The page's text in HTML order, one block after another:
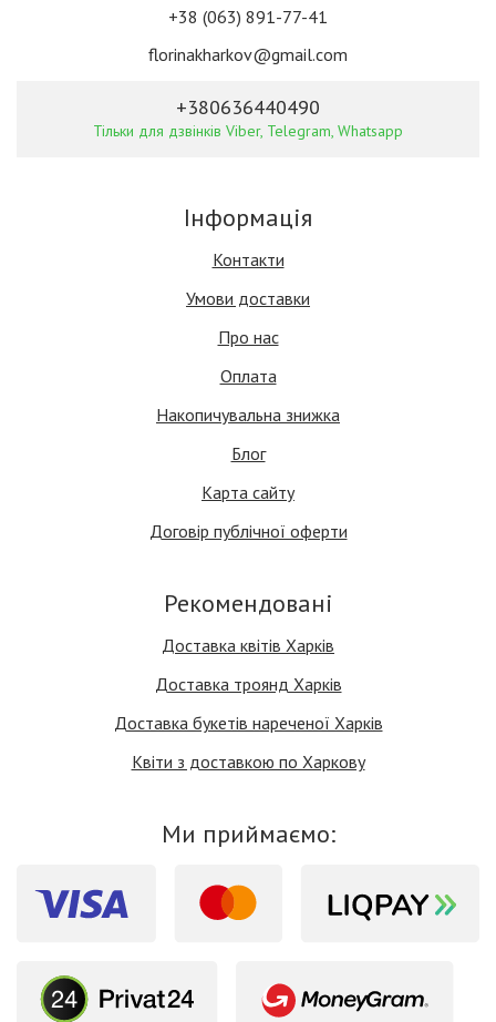
+38 (063) 891-77-41
florinakharkov@gmail.com
+380636440490
Тільки для дзвінків Viber, Telegram, Whatsapp
Інформація
Контакти
Умови доставки
Про нас
Оплата
Накопичувальна знижка
Блог
Карта сайту
Договір публічної оферти
Рекомендовані
Доставка квітів Харків
Доставка троянд Харків
Доставка букетів нареченої Харків
Квіти з доставкою по Харкову
Ми приймаємо: